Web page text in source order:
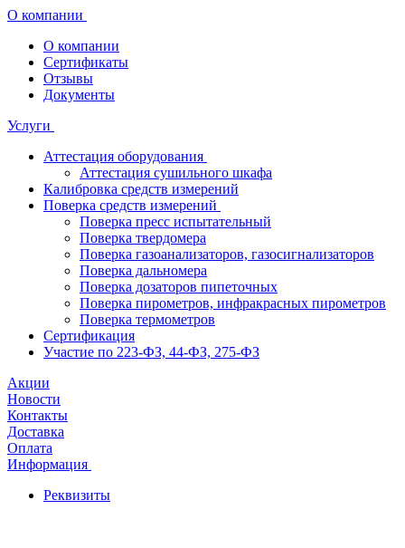
О компании
О компании
Сертификаты
Отзывы
Документы
Услуги
Аттестация оборудования
Аттестация сушильного шкафа
Калибровка средств измерений
Поверка средств измерений
Поверка пресс испытательный
Поверка твердомера
Поверка газоанализаторов, газосигнализаторов
Поверка дальномера
Поверка дозаторов пипеточных
Поверка пирометров, инфракрасных пирометров
Поверка термометров
Сертификация
Участие по 223-ФЗ, 44-ФЗ, 275-ФЗ
Акции
Новости
Контакты
Доставка
Оплата
Информация
Реквизиты